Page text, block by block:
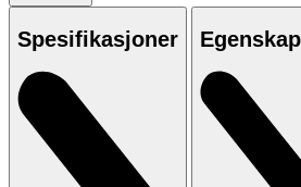
Spesifikasjoner